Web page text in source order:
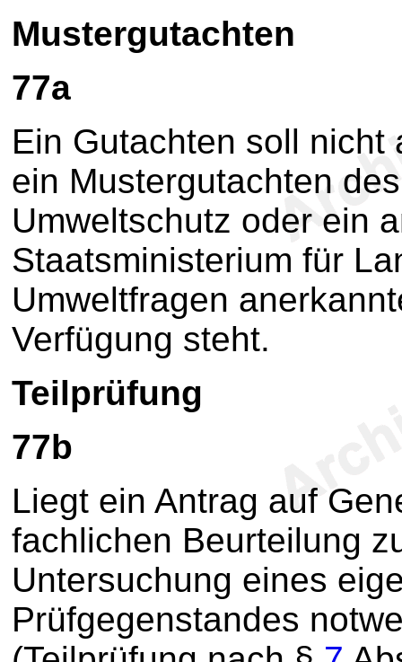
Mustergutachten
77a
Ein Gutachten soll nicht
ein Mustergutachten
Umweltschutz oder ein
Staatsministerium für
Umweltfragen
Verfügung steht.
Teilprüfung
77b
Liegt ein Antrag auf
fachlichen Beurteilung
Untersuchung eines
Prüfgegenstandes